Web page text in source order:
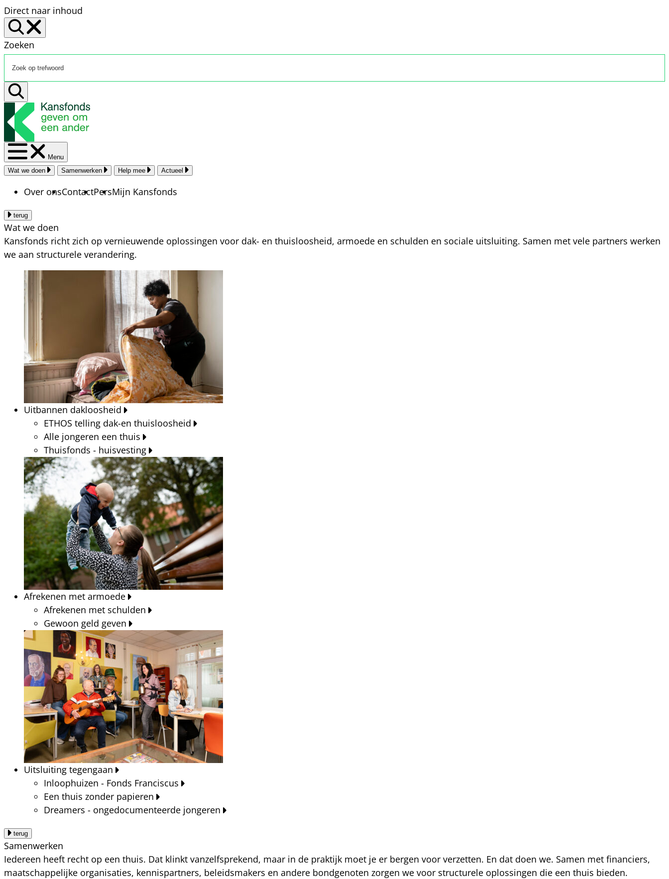
Direct naar inhoud
Zoeken
Menu
Wat we doen
Samenwerken Help mee Actueel
Over onsContactPersMijn Kansfonds
terug
Wat we doen
Kansfonds richt zich op vernieuwende oplossingen voor dak- en thuisloosheid, armoede en schulden en sociale uitsluiting. Samen met vele partners werken
we aan structurele verandering.
Uitbannen dakloosheid
ETHOS telling dak-en thuisloosheid
Alle jongeren een thuis
Thuisfonds - huisvesting
Afrekenen met armoede
Afrekenen met schulden
Gewoon geld geven
Uitsluiting tegengaan
Inloophuizen - Fonds Franciscus
Een thuis zonder papieren
Dreamers - ongedocumenteerde jongeren
terug
Samenwerken
Iedereen heeft recht op een thuis. Dat klinkt vanzelfsprekend, maar in de praktijk moet je er bergen voor verzetten. En dat doen we. Samen met financiers,
maatschappelijke organisaties, kennispartners, beleidsmakers en andere bondgenoten zorgen we voor structurele oplossingen die een thuis bieden.